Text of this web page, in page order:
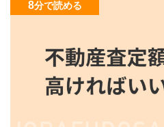
8分で読める